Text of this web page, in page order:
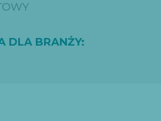
DLA BRANŻY: